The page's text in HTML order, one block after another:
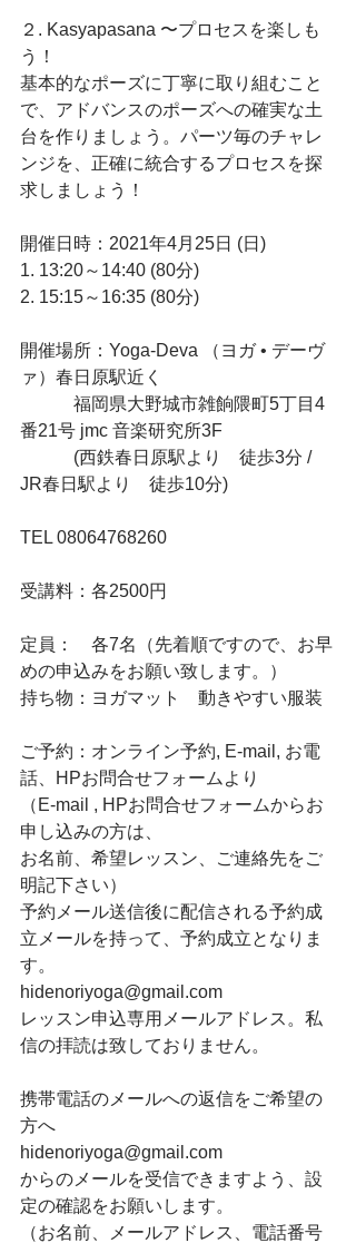
２. Kasyapasana 〜プロセスを楽しも
う！
基本的なポーズに丁寧に取り組むこと
で、アドバンスのポーズへの確実な土
台を作りましょう。パーツ毎のチャレ
ンジを、正確に統合するプロセスを探
求しましょう！
開催日時：2021年4月25日 (日)
1. 13:20～14:40 (80分)
2. 15:15～16:35 (80分)
開催場所：Yoga-Deva （ヨガ • デーヴ
ァ）春日原駅近く
福岡県大野城市雑餉隈町5丁目4
番21号 jmc 音楽研究所3F
(西鉄春日原駅より　徒歩3分 /
JR春日駅より　徒歩10分)
TEL 08064768260
受講料：各2500円
定員：　各7名（先着順ですので、お早
めの申込みをお願い致します。）
持ち物：ヨガマット　動きやすい服装
ご予約：オンライン予約, E-mail, お電
話、HPお問合せフォームより
（E-mail , HPお問合せフォームからお
申し込みの方は、
お名前、希望レッスン、ご連絡先をご
明記下さい）
予約メール送信後に配信される予約成
立メールを持って、予約成立となりま
す。
hidenoriyoga@gmail.com
レッスン申込専用メールアドレス。私
信の拝読は致しておりません。
携帯電話のメールへの返信をご希望の
方へ
hidenoriyoga@gmail.com
からのメールを受信できますよう、設
定の確認をお願いします。
（お名前、メールアドレス、電話番号